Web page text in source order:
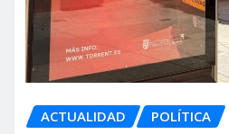
ACTUALIDAD POLÍTICA